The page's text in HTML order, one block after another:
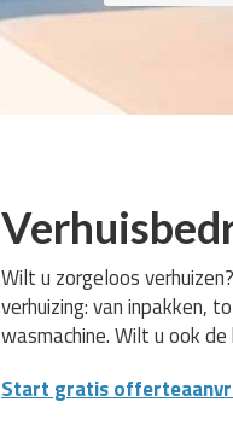
Wilt u zorgeloos
verhuizing: van inpakken,
wasmachine. Wilt u ook
Start gratis